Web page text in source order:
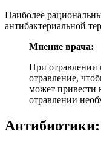
Наиболее
антибактериальной
Мнение врача:
При отравлении
отравление,
может привести
отравлении